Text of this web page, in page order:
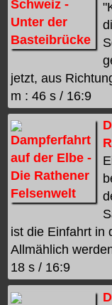
jetzt, aus
m : 46 s / 16:9
ist die Einfahrt in
Allmählich
18 s / 16:9